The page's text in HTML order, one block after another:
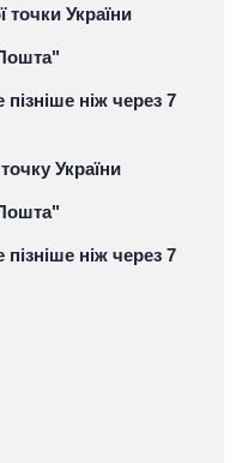
точки України
ніж через 7
України
ніж через 7